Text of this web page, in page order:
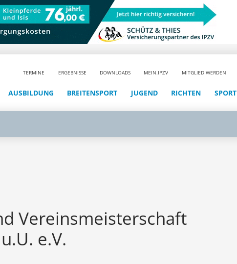
TERMINE ERGEBNISSE DOWNLOADS MEIN.IPZV MITGLIED WERDEN
AUSBILDUNG BREITENSPORT JUGEND RICHTEN SPORT
Vereinsmeisterschaft
e.V.